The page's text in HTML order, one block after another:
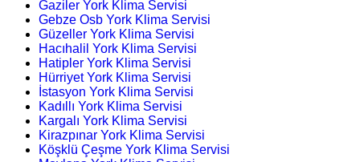
Gaziler York Klima Servisi
Gebze Osb York Klima Servisi
Güzeller York Klima Servisi
Hacıhalil York Klima Servisi
Hatipler York Klima Servisi
Hürriyet York Klima Servisi
İstasyon York Klima Servisi
Kadıllı York Klima Servisi
Kargalı York Klima Servisi
Kirazpınar York Klima Servisi
Köşklü Çeşme York Klima Servisi